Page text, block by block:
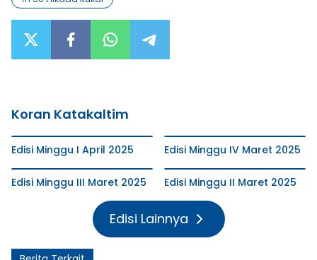
Koran Katakaltim
Edisi Minggu I April 2025 Edisi Minggu IV Maret 2025
Edisi Minggu III Maret 2025 Edisi Minggu II Maret 2025
Edisi Lainnya